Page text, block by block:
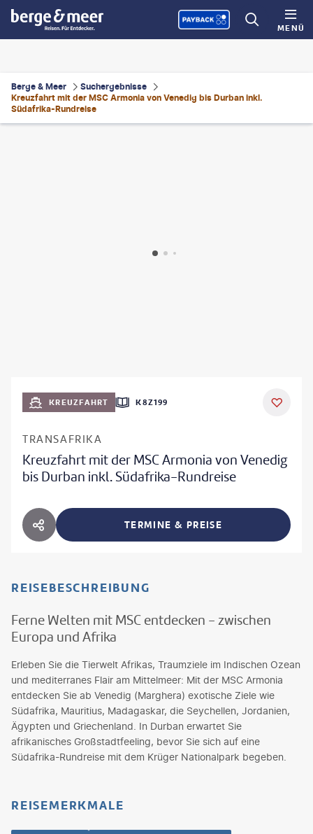
MENÜ
Berge & Meer
Suchergebnisse
Kreuzfahrt mit der MSC Armonia von Venedig bis Durban inkl.
Südafrika-Rundreise
KREUZFAHRT K8Z199
TRANSAFRIKA
Kreuzfahrt mit der MSC Armonia von Venedig
bis Durban inkl. Südafrika-Rundreise
HOTEL TEILEN TERMINE & PREISE
REISEBESCHREIBUNG
Ferne Welten mit MSC entdecken - zwischen
Europa und Afrika
Erleben Sie die Tierwelt Afrikas, Traumziele im Indischen Ozean
und mediterranes Flair am Mittelmeer: Mit der MSC Armonia
entdecken Sie ab Venedig (Marghera) exotische Ziele wie
Südafrika, Mauritius, Madagaskar, die Seychellen, Jordanien,
Ägypten und Griechenland. In Durban erwartet Sie
afrikanisches Großstadtfeeling, bevor Sie sich auf eine
Südafrika-Rundreise mit dem Krüger Nationalpark begeben.
REISEMERKMALE